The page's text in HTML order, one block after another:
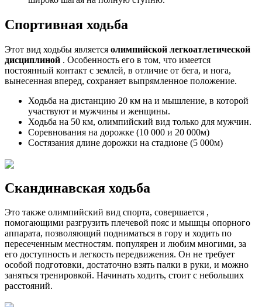
Спортивная ходьба
Этот вид ходьбы является олимпийской легкоатлетической
дисциплиной . Особенность его в том, что имеется
постоянный контакт с землей, в отличие от бега, и нога,
вынесенная вперед, сохраняет выпрямленное положение.
Ходьба на дистанцию 20 км на и мышление, в которой
участвуют и мужчины и женщины.
Ходьба на 50 км, олимпийский вид только для мужчин.
Соревнования на дорожке (10 000 и 20 000м)
Состязания длине дорожки на стадионе (5 000м)
Скандинавская ходьба
Это также олимпийский вид спорта, совершается ,
помогающими разгрузить плечевой пояс и мышцы опорного
аппарата, позволяющий подниматься в гору и ходить по
пересеченным местностям. популярен и любим многими, за
его доступность и легкость передвижения. Он не требует
особой подготовки, достаточно взять палки в руки, и можно
заняться тренировкой. Начинать ходить, стоит с небольших
расстояний.